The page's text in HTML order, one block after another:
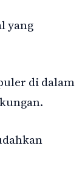
yang
di dalam